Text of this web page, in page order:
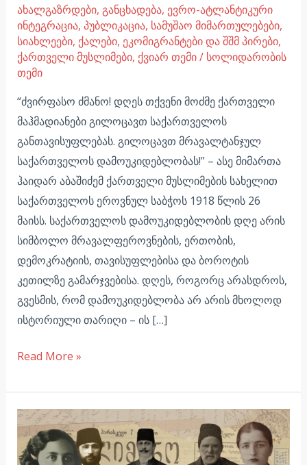
ახალგაზრდები, განცხადება, ევრო-ატლანტიკური
ინტეგრაცია, პუბლიკაცია, სამუშაო მიმართულებები,
სიახლეები, ქალები, ეკომიგრანტები და შშმ პირები,
ქართველი მუსლიმები, ქვიარ თემი/ სოლიდარობის
თემი
“ძვირფასო ძმანო! დღეს თქვენი მოძმე ქართველი
მაჰმადიანები გილოცავთ საქართველოს
განთავისუფლებას. გილოცავთ მრავალტანჯულ
საქართველოს დამოუკიდებლობას!” – ასე მიმართა
ჰაიდარ აბაშიძემ ქართველი მუსლიმების სახელით
საქართველოს ეროვნულ საბჭოს 1918 წლის 26
მაისს. საქართველოს დამოუკიდებლობის დღე არის
სიმბოლო მრავალფეროვნების, ერთობის,
დემოკრატიის, თავისუფლებისა და ბოროტის
კეთილზე გამარჯვებისა. დღეს, როგორც არასდროს,
გვესმის, რომ დამოუკიდებლობა არ არის მხოლოდ
ისტორიული თარიღი – ის […]
Read More »
კრებული